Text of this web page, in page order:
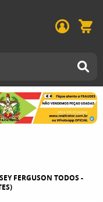
FERGUSON TODOS -